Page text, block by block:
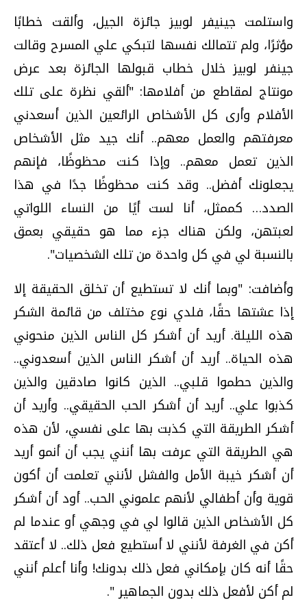
واستلمت جينيفر لوبيز جائزة الجيل، وألقت خطابًا
مؤثرًا، ولم تتمالك نفسها لتبكي علي المسرح وقالت
جينفر لوبيز خلال خطاب قبولها الجائزة بعد عرض
مونتاج لمقاطع من أفلامها: "ألقي نظرة على تلك
الأفلام وأرى كل الأشخاص الرائعين الذين أسعدني
معرفتهم والعمل معهم.. أنك جيد مثل الأشخاص
الذين تعمل معهم.. وإذا كنت محظوظًا، فإنهم
يجعلونك أفضل.. وقد كنت محظوظًا جدًا في هذا
الصدد… كممثل، أنا لست أيًا من النساء اللواتي
لعبتهن، ولكن هناك جزء مما هو حقيقي بعمق
بالنسبة لي في كل واحدة من تلك الشخصيات".
وأضافت: "وبما أنك لا تستطيع أن تخلق الحقيقة إلا
إذا عشتها حقًا، فلدي نوع مختلف من قائمة الشكر
هذه الليلة. أريد أن أشكر كل الناس الذين منحوني
هذه الحياة.. أريد أن أشكر الناس الذين أسعدوني..
والذين حطموا قلبي.. الذين كانوا صادقين والذين
كذبوا علي.. أريد أن أشكر الحب الحقيقي.. وأريد أن
أشكر الطريقة التي كذبت بها على نفسي، لأن هذه
هي الطريقة التي عرفت بها أنني يجب أن أنمو أريد
أن أشكر خيبة الأمل والفشل لأنني تعلمت أن أكون
قوية وأن أطفالي لأنهم علموني الحب.. أود أن أشكر
كل الأشخاص الذين قالوا لي في وجهي أو عندما لم
أكن في الغرفة لأنني لا أستطيع فعل ذلك.. لا أعتقد
حقًا أنه كان بإمكاني فعل ذلك بدونك! وأنا أعلم أنني
لم أكن لأفعل ذلك بدون الجماهير ".